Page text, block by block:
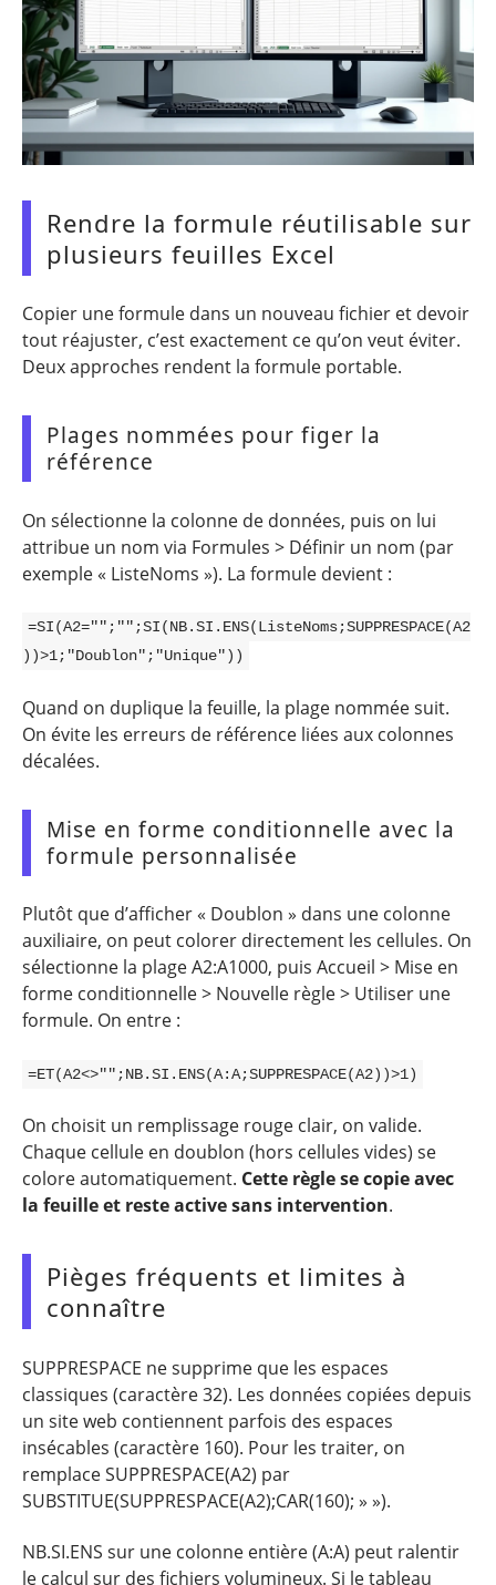
Rendre la formule réutilisable sur
plusieurs feuilles Excel
Copier une formule dans un nouveau fichier et devoir
tout réajuster, c’est exactement ce qu’on veut éviter.
Deux approches rendent la formule portable.
Plages nommées pour figer la
référence
On sélectionne la colonne de données, puis on lui
attribue un nom via Formules > Définir un nom (par
exemple « ListeNoms »). La formule devient :
=SI(A2="";"";SI(NB.SI.ENS(ListeNoms;SUPPRESPACE(A2
))>1;"Doublon";"Unique"))
Quand on duplique la feuille, la plage nommée suit.
On évite les erreurs de référence liées aux colonnes
décalées.
Mise en forme conditionnelle avec la
formule personnalisée
Plutôt que d’afficher « Doublon » dans une colonne
auxiliaire, on peut colorer directement les cellules. On
sélectionne la plage A2:A1000, puis Accueil > Mise en
forme conditionnelle > Nouvelle règle > Utiliser une
formule. On entre :
=ET(A2<>"";NB.SI.ENS(A:A;SUPPRESPACE(A2))>1)
On choisit un remplissage rouge clair, on valide.
Chaque cellule en doublon (hors cellules vides) se
colore automatiquement. Cette règle se copie avec
la feuille et reste active sans intervention.
Pièges fréquents et limites à
connaître
SUPPRESPACE ne supprime que les espaces
classiques (caractère 32). Les données copiées depuis
un site web contiennent parfois des espaces
insécables (caractère 160). Pour les traiter, on
remplace SUPPRESPACE(A2) par
SUBSTITUE(SUPPRESPACE(A2);CAR(160); » »).
NB.SI.ENS sur une colonne entière (A:A) peut ralentir
le calcul sur des fichiers volumineux. Si le tableau